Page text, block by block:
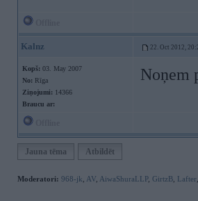
Kalnz 22. Oct 2012,
Kopš: 03. May 2007
No: Rīga
Ziņojumi: 14366
Braucu ar:
Noņem
Jauna tēma Atbildēt
Moderatori: 968-jk AV AiwaShuraLLP, GirtzB Lafter